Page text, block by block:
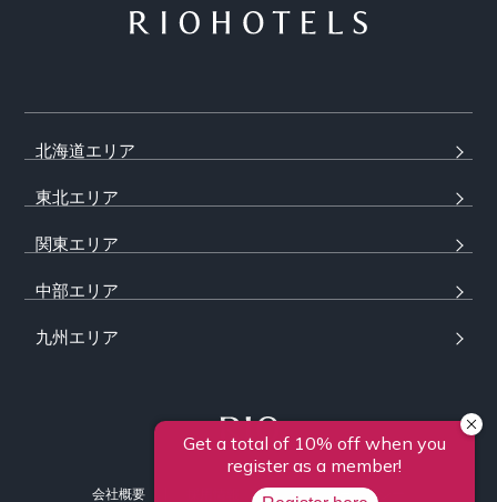
北海道エリア
東北エリア
関東エリア
中部エリア
九州エリア
会社概要 プライバシーポリシー